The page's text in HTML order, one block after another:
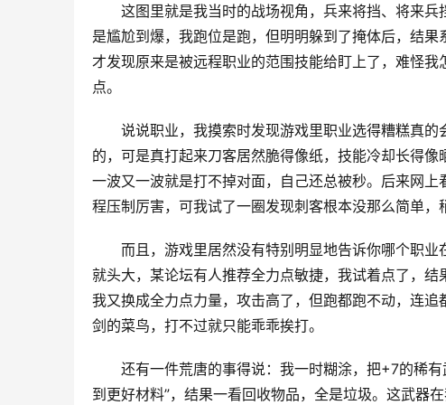
这图里就是我当时的战场视角，兵来将挡、将来
是尴尬到爆，我跑位是跑，但明明躲到了掩体后，结
才发现原来是被远程职业的范围技能给盯上了，难怪
点。
说说职业，我摸索时发现游戏里职业选得糟糕真
的，可是真打起来刀客居然脆得像纸，技能冷却长得
一波又一波就是打不掉对面，自己还总被秒。后来网
程压制厉害，可我试了一圈发现刺客根本没那么简单，
而且，游戏里居然没有特别明显地告诉你哪个职
就头大，某论坛有人推荐全力点敏捷，我试着点了，
我又换成全力点力量，攻击高了，但跑都跑不动，连
剑的菜鸟，打不过就只能乖乖挨打。
还有一件荒唐的事得说：我一时糊涂，把+7的稀
到更好材料”，结果一看回收物品，全是垃圾。这武器